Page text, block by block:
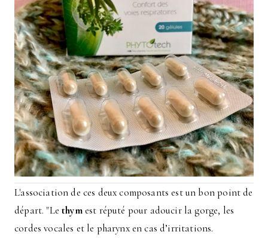
L'association de ces deux composants est un bon point de
départ. "Lethymest réputé pour adoucir la gorge, les
cordes vocales et le pharynx en cas d’irritations.